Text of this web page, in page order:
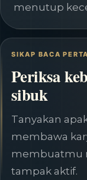
menutup
SIKAP BACA
Periksa
sibuk
Tanyakan
membawa
membuatmu
tampak aktif.